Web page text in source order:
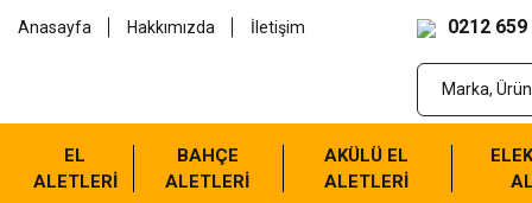
Anasayfa Hakkımızda İletişim 0212 659
EL
ALETLERİ
BAHÇE
ALETLERİ
AKÜLÜ EL
ALETLERİ